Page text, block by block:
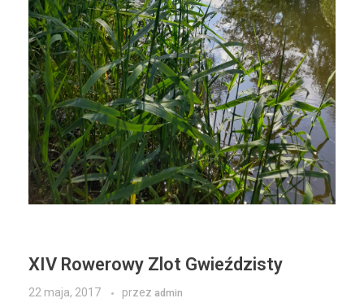
XIV Rowerowy Zlot Gwieździsty
22 maja, 2017 przez admin